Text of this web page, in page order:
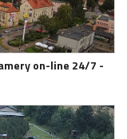
on-line 24/7 -